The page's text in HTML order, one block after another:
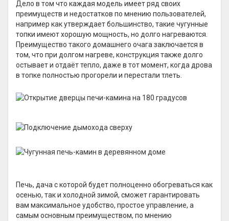
Дело в том что каждая модель имеет ряд своих
преимуществ и недостатков по мнению пользователей,
например как утверждает большинство, такие чугунные
топки имеют хорошую мощность, но долго нагреваются.
Преимущество такого домашнего очага заключается в
том, что при долгом нагреве, конструкция также долго
остывает и отдаёт тепло, даже в тот момент, когда дрова
в топке полностью прогорели и перестали тлеть.
Печь, дача с которой будет полноценно обогреваться как
осенью, так и холодной зимой, сможет гарантировать
вам максимальное удобство, простое управление, а
самым основным преимуществом, по мнению